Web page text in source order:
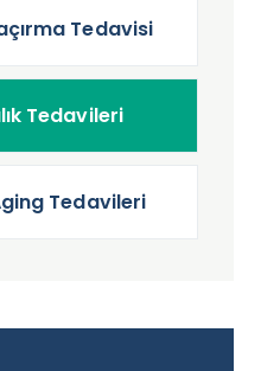
Tedavisi
Tedavileri
Tedavileri